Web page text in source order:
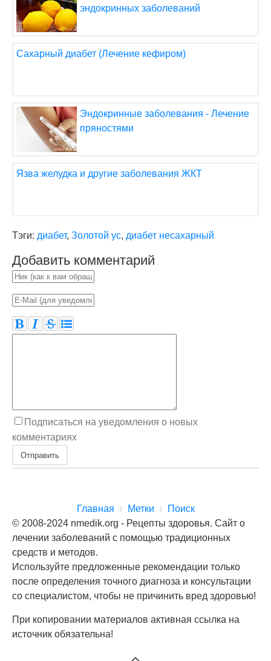
эндокринных заболеваний
Сахарный диабет (Лечение кефиром)
Эндокринные заболевания - Лечение
пряностями
Язва желудка и другие заболевания ЖКТ
Тэги: диабет, Золотой ус, диабет несахарный
Добавить комментарий
Подписаться на уведомления о новых
комментариях
Отправить
Главная Метки
Поиск
© 2008-2024 nmedik.org - Рецепты здоровья. Сайт о
лечении заболеваний с помощью традиционных
средств и методов.
Используйте предложенные рекомендации только
после определения точного диагноза и консультации
со специалистом, чтобы не причинить вред здоровью!
При копировании материалов активная ссылка на
источник обязательна!